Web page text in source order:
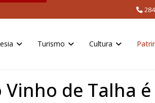
Turismo Cultura
de Talha